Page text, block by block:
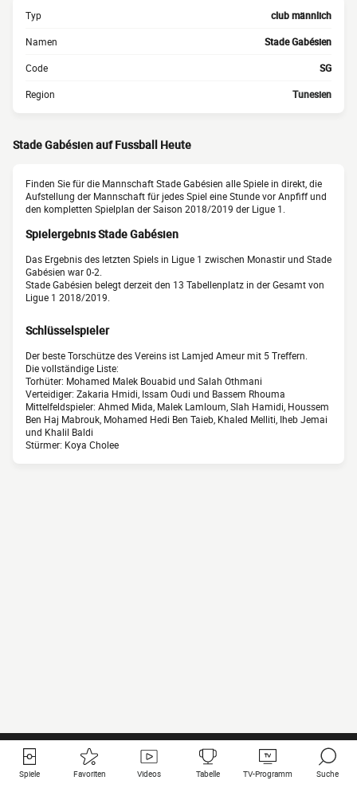
Typ club männlich
Namen Stade Gabésien
Code SG
Region Tunesien
Stade Gabésien auf Fussball Heute
Finden Sie für die Mannschaft Stade Gabésien alle Spiele in direkt, die
Aufstellung der Mannschaft für jedes Spiel eine Stunde vor Anpfiff und
den kompletten Spielplan der Saison 2018/2019 der Ligue 1.
Spielergebnis Stade Gabésien
Das Ergebnis des letzten Spiels in Ligue 1 zwischen Monastir und Stade
Gabésien war 0-2.
Stade Gabésien belegt derzeit den 13 Tabellenplatz in der Gesamt von
Ligue 1 2018/2019.
Schlüsselspieler
Der beste Torschütze des Vereins ist Lamjed Ameur mit 5 Treffern.
Die vollständige Liste:
Torhüter: Mohamed Malek Bouabid und Salah Othmani
Verteidiger: Zakaria Hmidi, Issam Oudi und Bassem Rhouma
Mittelfeldspieler: Ahmed Mida, Malek Lamloum, Slah Hamidi, Houssem
Ben Haj Mabrouk, Mohamed Hedi Ben Taieb, Khaled Melliti, Iheb Jemai
und Khalil Baldi
Stürmer: Koya Cholee
Spiele Favoriten Videos Tabelle TV-Programm Suche